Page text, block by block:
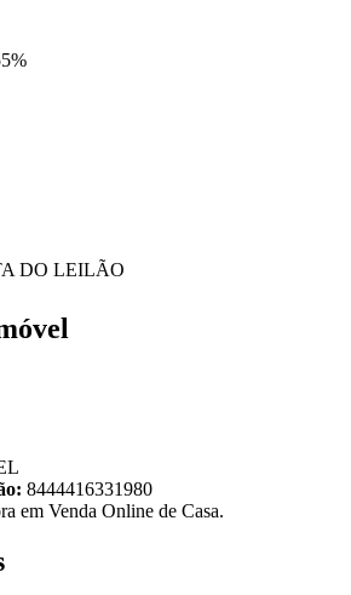
DO LEILÃO
8444416331980
em Venda Online de Casa.